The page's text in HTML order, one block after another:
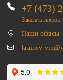
+7 (473)
Заказать звонок
Наши офисы
krainov-